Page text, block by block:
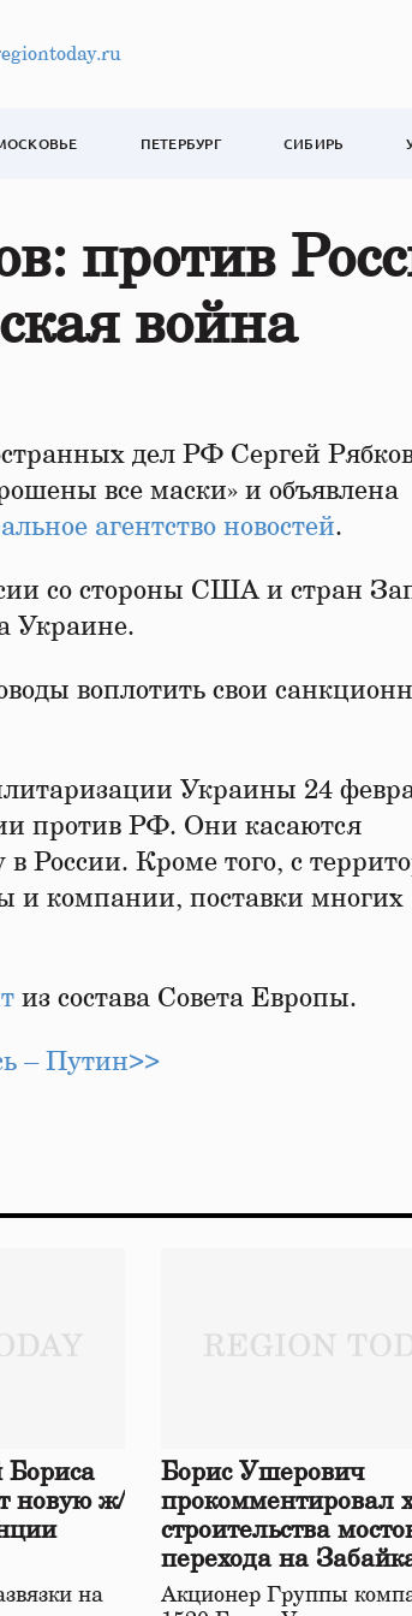
ПЕТЕРБУРГ СИБИРЬ
против
война
дел РФ Сергей
все маски» и объявлена
агентство новостей.
со стороны США и стран
Украине.
воплотить свои
Украины 24
против РФ. Они касаются
России. Кроме того, с
и компании, поставки многих
из состава Совета Европы.
– Путин>>
новую ж/
на
Борис Ушерович
прокомментировал
строительства
перехода на
железной дороге
Акционер Группы